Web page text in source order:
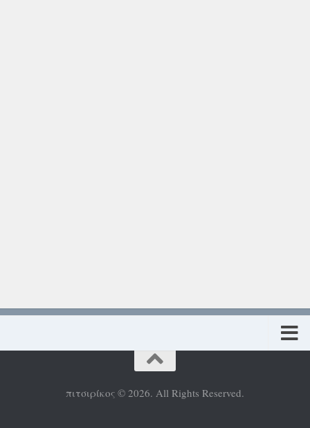
Πολιτική προστασίας προσωπικών δεδομένων
πιτσιρίκος © 2026. All Rights Reserved.